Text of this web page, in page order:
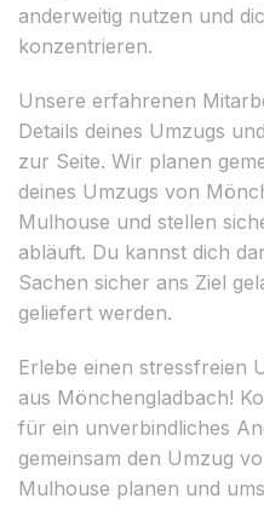
anderweitig nutzen und
konzentrieren.
Unsere erfahrenen
Details deines Umzugs
zur Seite. Wir planen
deines Umzugs von
Mulhouse und stellen
abläuft. Du kannst dich
Sachen sicher ans Ziel
geliefert werden.
Erlebe einen stressfreien
aus Mönchengladbach!
für ein unverbindliches
gemeinsam den Umzug
Mulhouse planen und